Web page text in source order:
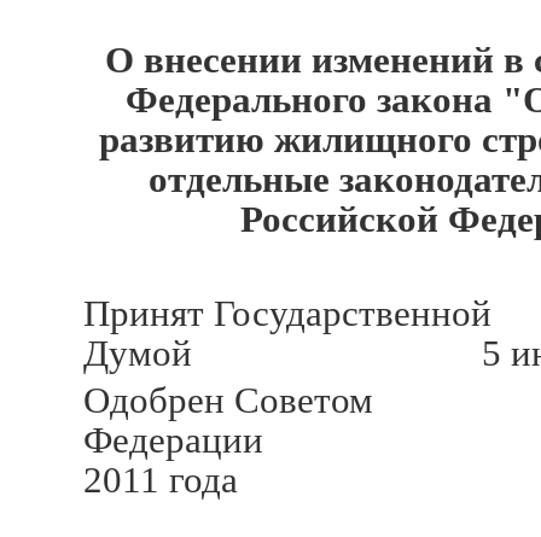
О внесении изменений в
Федерального закона
развитию жилищного
отдельные
Российской
Принят Государственной
Думой 5 июля
Одобрен Советом
Федерации
2011 года